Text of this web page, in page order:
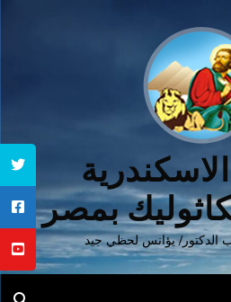
بمصر
الدكتور/ يؤانس لحظي جيد